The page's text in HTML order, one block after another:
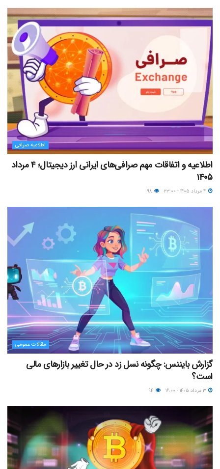
اطلاعیه صرافی
اطلاعیه و اتفاقات مهم صرافی‌های ایرانی ارز دیجیتال؛ ۴ مرداد
۱۴۰۵
مقالات عمومی
گزارش بایننس: چگونه نسل زد در حال تغییر بازارهای مالی
است؟